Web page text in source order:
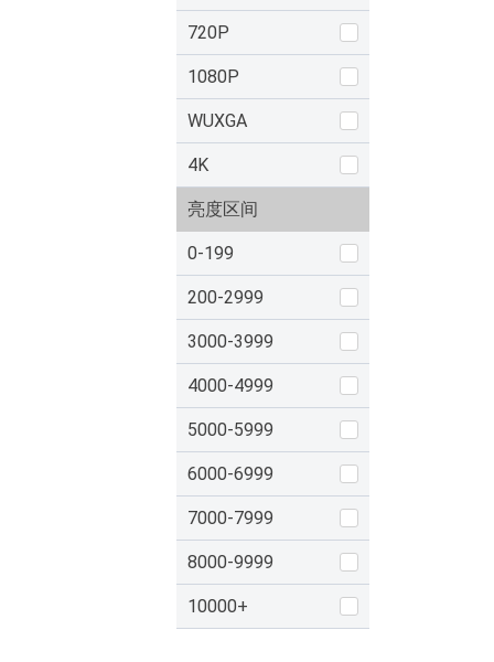
720P
1080P
WUXGA
4K
亮度区间
0-199
200-2999
3000-3999
4000-4999
5000-5999
6000-6999
7000-7999
8000-9999
10000+